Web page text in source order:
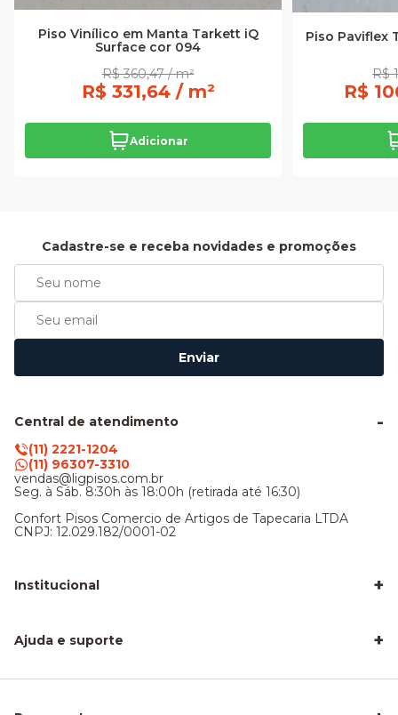
Piso Vinílico em Manta Tarkett iQ
Surface cor 094
R$ 360,47 / m²
R$ 331,64 / m²
Adicionar
Piso Paviflex
R$
R$
Cadastre-se e receba novidades e promoções
Enviar
Central de atendimento
(11) 2221-1204
(11) 96307-3310
vendas@ligpisos.com.br
Seg. à Sáb. 8:30h às 18:00h (retirada até 16:30)
Confort Pisos Comercio de Artigos de Tapecaria LTDA
CNPJ: 12.029.182/0001-02
Institucional +
Sobre nós
Nossa Loja
Ajuda e suporte +
Frete e entrega